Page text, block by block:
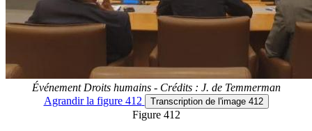
Événement Droits humains - Crédits : J. de Temmerman
Agrandirla figure 412 Transcription de l'image 412
Figure 412